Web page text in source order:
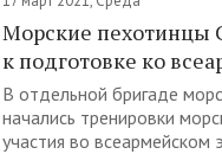
Морские пехотинцы
к подготовке ко
В отдельной бригаде
начались тренировки
участия во всеармейском